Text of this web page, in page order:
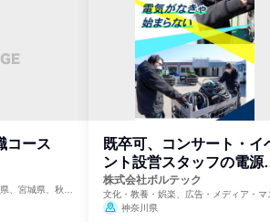
コース
、宮城県、秋田
既卒可、コンサート・イ
ント設営スタッフの電源
門
株式会社ボルテック
文化・教養・娯楽、広告・メディア・マ
ミ、電力・ガス・水道・エネルギー
神奈川県